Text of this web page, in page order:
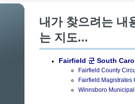
내가 찾으려는 내
는 지도...
Fairfield 군 South
Fairfield County
Fairfield Magistrates
Winnsboro